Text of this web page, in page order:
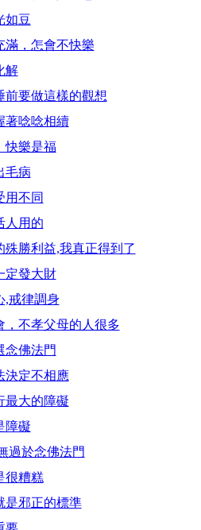
如豆
滿，怎會不快樂
解
前要做這樣的觀想
著唸唸相續
快樂是福
毛病
用不同
人用的
殊勝利益,我真正得到了
定發大財
,戒律調身
，不孝父母的人很多
念佛法門
決定不相應
最大的障礙
障礙
過於念佛法門
很糟糕
是邪正的標準